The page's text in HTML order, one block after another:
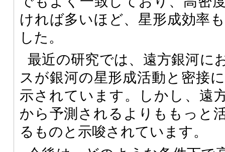
ければ多いほど、星形成効率
した。
最近の研究では、遠方銀河に
スが銀河の星形成活動と密接
示されています。しかし、遠
から予測されるよりももっと
るものと示唆されています。